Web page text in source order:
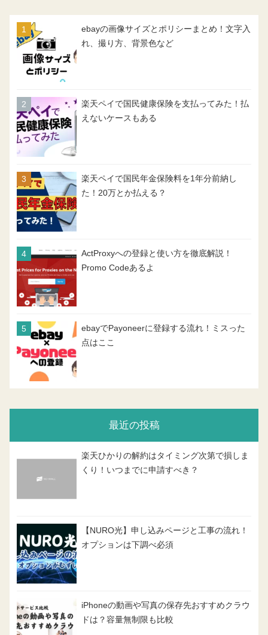
ebayの画像サイズとポリシーまとめ！文字入
れ、撮り方、背景色など
楽天ペイで国民健康保険を支払ってみた！払
えないケースもある
楽天ペイで国民年金保険料を1年分前納し
た！20万とか払える？
ActProxyへの登録と使い方を徹底解説！
Promo Codeあるよ
ebayでPayoneerに登録する流れ！ミスった
点はここ
最近の投稿
楽天ひかりの解約はタイミング次第で損しま
くり！いつまでに申請すべき？
【NURO光】申し込みページと工事の流れ！
オプションは下調べ必須
iPhoneの動画や写真の保存先おすすめクラウ
ドは？容量無制限も比較